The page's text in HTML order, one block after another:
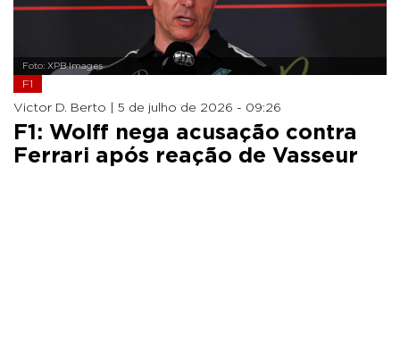
Foto: XPB Images
F1
Victor D. Berto | 5 de julho de 2026 - 09:26
F1: Wolff nega acusação contra
Ferrari após reação de Vasseur